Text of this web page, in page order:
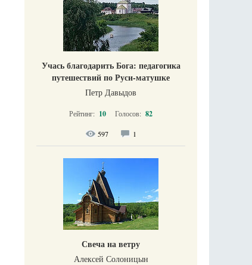
Учась благодарить Бога: педагогика
путешествий по Руси-матушке
Петр Давыдов
Рейтинг: 10 Голосов: 82
597 1
Свеча на ветру
Алексей Солоницын